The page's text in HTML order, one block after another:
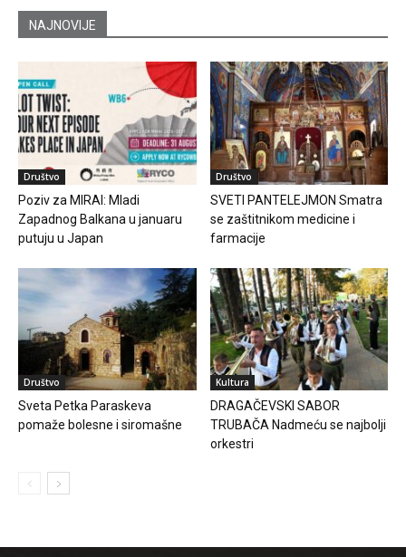
NAJNOVIJE
Društvo
Poziv za MIRAI: Mladi
Zapadnog Balkana u januaru
putuju u Japan
Društvo
SVETI PANTELEJMON Smatra
se zaštitnikom medicine i
farmacije
Društvo
Sveta Petka Paraskeva
pomaže bolesne i siromašne
Kultura
DRAGAČEVSKI SABOR
TRUBAČA Nadmeću se najbolji
orkestri